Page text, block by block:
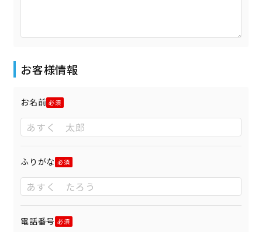
お客様情報
お名前
ふりがな
電話番号